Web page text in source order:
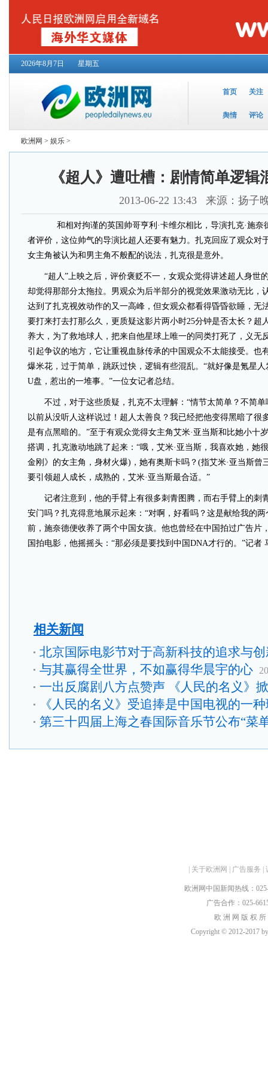
2026年8月7日 星期五
首页 关注
舆情 评论
欧洲网 > 娱乐 >
《超人》遭吐槽：剧情简单逻辑
2013-06-22 13:43 来源：扬子
和相对拘谨的英国帅哥亨利·卡维尔相比，导演扎克·施奈
者评价，这位帅气的导演比超人还要有魅力。扎克回应了观众对
女主角被认为和男主角不般配的说法，扎克很是意外。
“超人”上映之后，评价褒贬不一，女观众觉得讲述超人身世
却觉得那部分太拖拉。男观众为后半部分的视觉效果激动无比，
达到了扎克视效动作的又一高峰，但女观众都看得昏昏欲睡，无
要打来打去打那么久，更质疑这影片两小时25分钟是否太长？超
养大，为了救地球人，把来自他星球上唯一的同类打死了，义无
引起争议的地方，它让重视血脉传承的中国观众不太能接受。也
爆米花，过于简单，跳跃过快，逻辑有些混乱。“就好像是氪星
U盘，惹出的一堆事。”一位女记者总结。
不过，对于这些质疑，扎克不太理解：“情节太简单？不简单
以前从没听人这样说过！超人太善良？我已经把他变得黑暗了很
是有点黑暗的。”至于有观众觉得女主角艾米·亚当斯和比她小十
搭调，扎克激动地跳了起来：“哦，艾米·亚当斯，我喜欢她，她
金刚》的女主角，身材火爆)，她有奥斯卡吗？(指艾米·亚当斯曾
要引领超人成长，成熟的，艾米·亚当斯最合适。”
记者注意到，他的手臂上有很多刺青图腾，而右手臂上的刺
安门吗？扎克得意地展示起来：“对啊，好看吗？这是献给我的
前，施奈德便收养了两个中国女孩。他也曾经在中国拍过广告片
国拍电影，他摇摇头：“那必须是要找到中国DNA才行的。”记者
相关新闻
北京国际电影节对于高新科技的追求与
与其赢得全世界，不如赢得华晨宇的心
一出反腐剧八方点赞声 《人民的名义》
《人民的名义》受追捧是中国电视的一
第三十四届上海之春国际音乐节公布“菜
关于欧洲网 广告服务
欧洲网中国新闻热线：
广告合作：025-
欧 洲 网 版 权
Copyright © 2012-2017